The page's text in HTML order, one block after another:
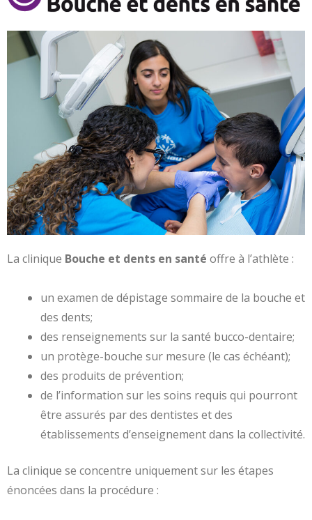
La clinique Bouche et dents en santé offre à l’athlète :
un examen de dépistage sommaire de la bouche et
des dents;
des renseignements sur la santé bucco-dentaire;
un protège-bouche sur mesure (le cas échéant);
des produits de prévention;
de l’information sur les soins requis qui pourront
être assurés par des dentistes et des
établissements d’enseignement dans la collectivité.
La clinique se concentre uniquement sur les étapes
énoncées dans la procédure :